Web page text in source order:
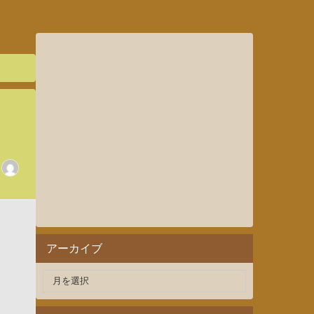
アーカイブ